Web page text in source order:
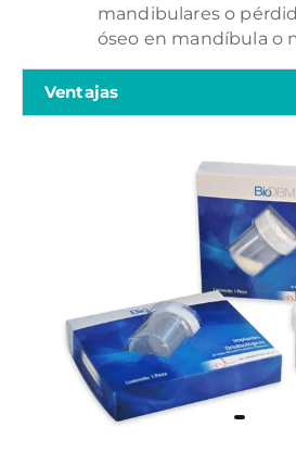
mandibulares o
óseo en mandíbula o
Ventajas